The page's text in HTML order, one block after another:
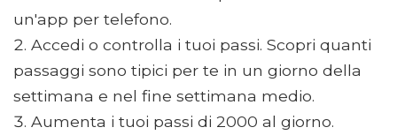
un'app per telefono.
Accedi o controlla i tuoi passi. Scopri quanti
passaggi sono tipici per te in un giorno della
settimana e nel fine settimana medio.
Aumenta i tuoi passi di 2000 al giorno.